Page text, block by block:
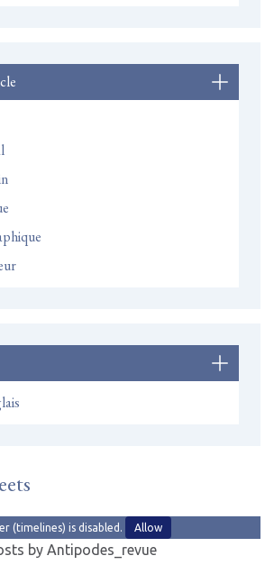
(timelines) is disabled. Allow
by Antipodes_revue